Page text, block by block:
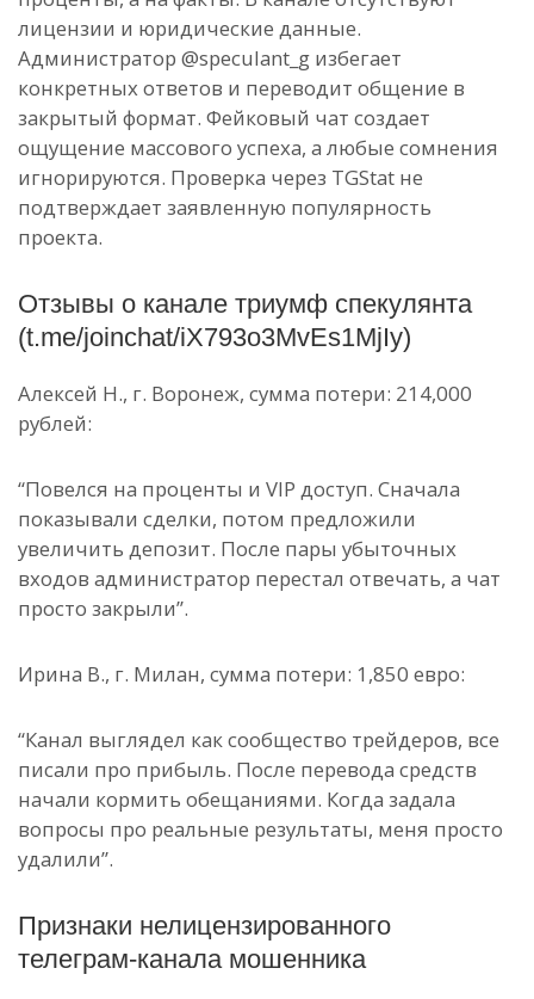
лицензии и юридические данные.
Администратор @speculant_g избегает
конкретных ответов и переводит общение в
закрытый формат. Фейковый чат создает
ощущение массового успеха, а любые сомнения
игнорируются. Проверка через TGStat не
подтверждает заявленную популярность
проекта.
Отзывы о канале триумф спекулянта
(t.me/joinchat/iX793o3MvEs1MjIy)
Алексей Н., г. Воронеж, сумма потери: 214,000
рублей:
“Повелся на проценты и VIP доступ. Сначала
показывали сделки, потом предложили
увеличить депозит. После пары убыточных
входов администратор перестал отвечать, а чат
просто закрыли”.
Ирина В., г. Милан, сумма потери: 1,850 евро:
“Канал выглядел как сообщество трейдеров, все
писали про прибыль. После перевода средств
начали кормить обещаниями. Когда задала
вопросы про реальные результаты, меня просто
удалили”.
Признаки нелицензированного
телеграм-канала мошенника